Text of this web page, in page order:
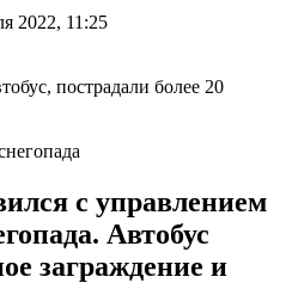
2022, 11:25
с управлением
Автобус
заграждение и